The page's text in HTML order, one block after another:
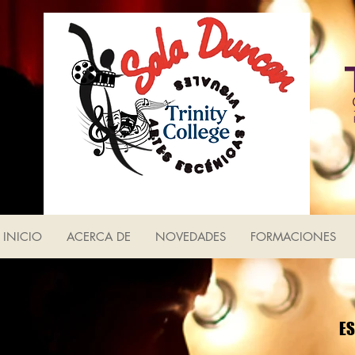
INICIO ACERCA DE NOVEDADES FORMACIONES